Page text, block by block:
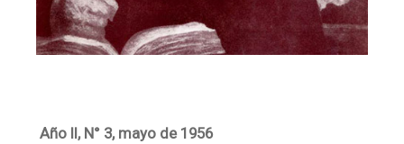
Año II, N° 3, mayo de 1956